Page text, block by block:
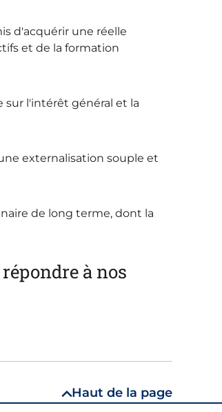
d'acquérir une réelle
et de la formation
sur l'intérêt général et la
externalisation souple et
de long terme, dont la
à nos
Haut de la page